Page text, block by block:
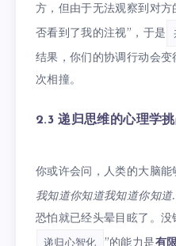
方，但由于无法观察到对
否看到了我的注视”，于是
结果，你们的协调行动会
次相撞。
2.3 递归思维的心理学
你或许会问，人类的大脑能
我知道你知道我知道你知
恐怕就已经头晕目眩了。
递归心智化 ”的能力是有